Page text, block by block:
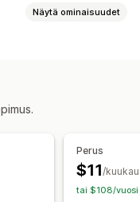
piilotus
Käännös
Näytä ominaisuudet
Perus
$11/
tai $108/vuosi